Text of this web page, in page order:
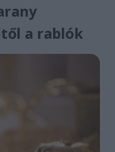
a rablók